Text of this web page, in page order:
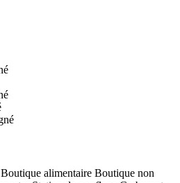
Boutique alimentaire Boutique non